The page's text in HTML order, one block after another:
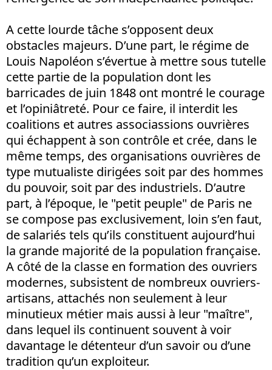
A cette lourde tâche s’opposent deux
obstacles majeurs. D’une part, le régime de
Louis Napoléon s’évertue à mettre sous tutelle
cette partie de la population dont les
barricades de juin 1848 ont montré le courage
et l’opiniâtreté. Pour ce faire, il interdit les
coalitions et autres associassions ouvrières
qui échappent à son contrôle et crée, dans le
même temps, des organisations ouvrières de
type mutualiste dirigées soit par des hommes
du pouvoir, soit par des industriels. D’autre
part, à l’époque, le "petit peuple" de Paris ne
se compose pas exclusivement, loin s’en faut,
de salariés tels qu’ils constituent aujourd’hui
la grande majorité de la population française.
A côté de la classe en formation des ouvriers
modernes, subsistent de nombreux ouvriers-
artisans, attachés non seulement à leur
minutieux métier mais aussi à leur "maître",
dans lequel ils continuent souvent à voir
davantage le détenteur d’un savoir ou d’une
tradition qu’un exploiteur.